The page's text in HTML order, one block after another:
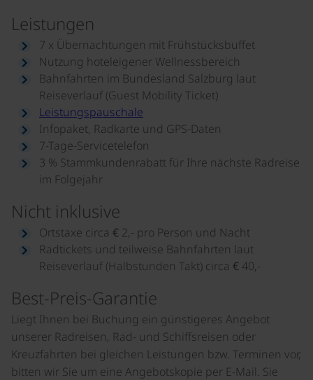
Leistungen
7 x Übernachtungen mit Frühstücksbuffet
Nutzung hoteleigener Wellnessbereich
Bahnfahrten im Bundesland Salzburg laut
Reiseverlauf (Guest Mobility Ticket)
Leistungspauschale
Infopaket, Radkarte und GPS-Daten
7-Tage-Servicetelefon
3 % Stammkundenrabatt für Ihre nächste Radreise
im Folgejahr
Nicht inklusive
Ortstaxe circa € 2,- pro Person und Nacht
Radtickets und teilweise Bahnfahrten laut
Reiseverlauf (Halbstunden Takt) circa € 40,-
Best-Preis-Garantie
Liegt Ihnen bei Buchung ein günstigeres Angebot
unserer Radreisen, Rad- und Schiffsreisen oder
Kreuzfahrten bei gleichen Leistungen bzw. Terminen vor,
bitten wir Sie um eine Angebotskopie per E-Mail. Sie